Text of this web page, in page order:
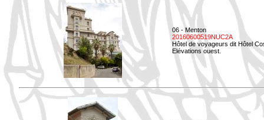
06 - Menton
20160600519NUC2A
Hôtel de voyageurs dit Hôtel
Elévations ouest.